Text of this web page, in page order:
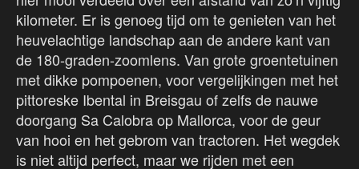
kilometer. Er is genoeg tijd om te genieten van het
heuvelachtige landschap aan de andere kant van
de 180-graden-zoomlens. Van grote groentetuinen
met dikke pompoenen, voor vergelijkingen met het
pittoreske Ibental in Breisgau of zelfs de nauwe
doorgang Sa Calobra op Mallorca, voor de geur
van hooi en het gebrom van tractoren. Het wegdek
is niet altijd perfect, maar we rijden met een